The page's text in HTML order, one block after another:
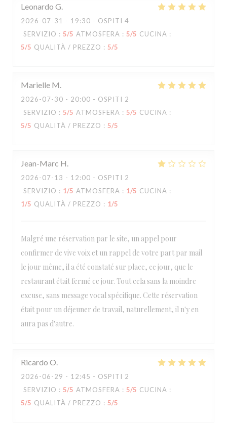
Leonardo G
2026-07-31 - 19:30 - OSPITI 4
SERVIZIO : 5/5 ATMOSFERA : 5/5 CUCINA :
5/5 QUALITÀ / PREZZO : 5/5
Marielle M
2026-07-30 - 20:00 - OSPITI 2
SERVIZIO : 5/5 ATMOSFERA : 5/5 CUCINA :
5/5 QUALITÀ / PREZZO : 5/5
Jean-Marc H
2026-07-13 - 12:00 - OSPITI 2
SERVIZIO : 1/5 ATMOSFERA : 1/5 CUCINA :
1/5 QUALITÀ / PREZZO : 1/5
Malgré une réservation par le site, un appel pour
confirmer de vive voix et un rappel de votre part par mail
le jour même, il a été constaté sur place, ce jour, que le
restaurant était fermé ce jour. Tout cela sans la moindre
excuse, sans message vocal spécifique. Cette réservation
était pour un déjeuner de travail, naturellement, il n'y en
aura pas d'autre.
Ricardo O
2026-06-29 - 12:45 - OSPITI 2
SERVIZIO : 5/5 ATMOSFERA : 5/5 CUCINA :
5/5 QUALITÀ / PREZZO : 5/5